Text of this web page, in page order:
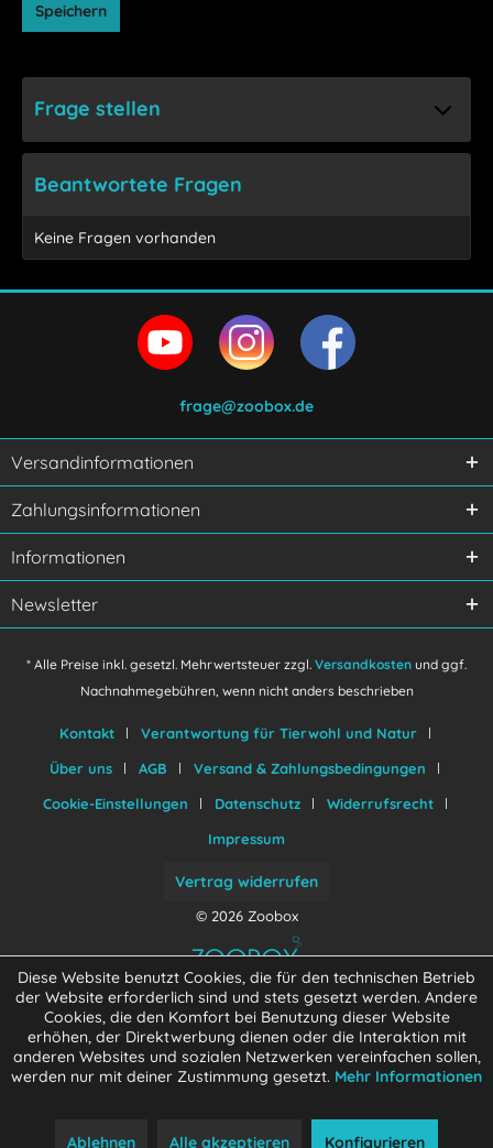
Speichern
Frage stellen
Ich habe die
verstanden und stimme zu.
Mit * gekennzeichnete Felder sind Pflichtfelder.
Senden
Beantwortete Fragen
Keine Fragen vorhanden
frage@zoobox.de
Versandinformationen
Zahlungsinformationen
Informationen
Newsletter
* Alle Preise inkl. gesetzl. Mehrwertsteuer zzgl. Versandkosten und ggf.
Nachnahmegebühren, wenn nicht anders beschrieben
Kontakt
Verantwortung für Tierwohl und Natur
Über uns
AGB
Versand & Zahlungsbedingungen
Cookie-Einstellungen
Datenschutz
Widerrufsrecht
Impressum
Vertrag widerrufen
© 2026 Zoobox
Diese Website benutzt Cookies, die für den technischen Betrieb
der Website erforderlich sind und stets gesetzt werden. Andere
Cookies, die den Komfort bei Benutzung dieser Website
erhöhen, der Direktwerbung dienen oder die Interaktion mit
anderen Websites und sozialen Netzwerken vereinfachen sollen,
werden nur mit deiner Zustimmung gesetzt. Mehr Informationen
Ablehnen Alle akzeptieren Konfigurieren